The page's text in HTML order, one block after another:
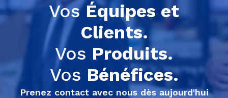
VosÉquipes et
Clients.
Vos Produits.
Vos Bénéfices.
Prenez contact avec nous dès aujourd'hui